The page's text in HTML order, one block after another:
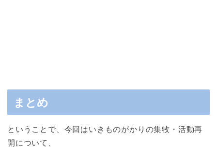
まとめ
ということで、今回はいきものがかりの集牧・活動再
開について、